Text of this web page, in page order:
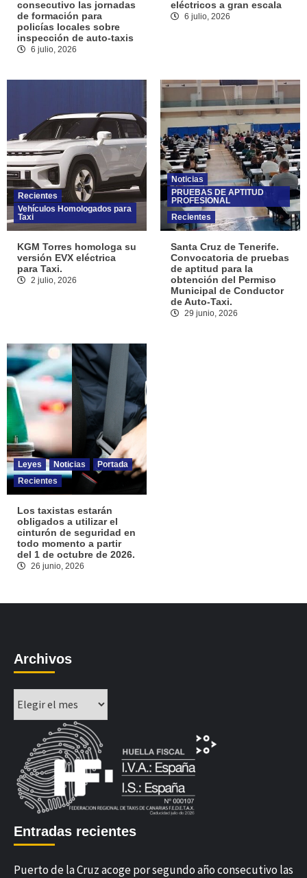
consecutivo las jornadas
de formación para
policías locales sobre
inspección de auto-taxis
6 julio, 2026
eléctricos a gran escala
6 julio, 2026
Recientes
Vehículos Homologados para
Taxi
KGM Torres homologa su
versión EVX eléctrica
para Taxi.
2 julio, 2026
Noticias
PRUEBAS DE APTITUD
PROFESIONAL
Recientes
Santa Cruz de Tenerife.
Convocatoria de pruebas
de aptitud para la
obtención del Permiso
Municipal de Conductor
de Auto-Taxi.
29 junio, 2026
Leyes Noticias
Portada
Recientes
Los taxistas estarán
obligados a utilizar el
cinturón de seguridad en
todo momento a partir
del 1 de octubre de 2026.
26 junio, 2026
Archivos
Entradas recientes
Puerto de la Cruz acoge por segundo año consecutivo las